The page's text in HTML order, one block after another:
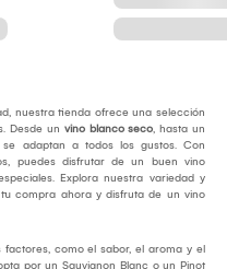
nuestra tienda ofrece una selección
Desde un vino blanco seco, hasta un
adaptan a todos los gustos. Con
puedes disfrutar de un buen vino
Explora nuestra variedad y
compra ahora y disfruta de un vino
como el sabor, el aroma y el
por un Sauvignon Blanc o un Pinot